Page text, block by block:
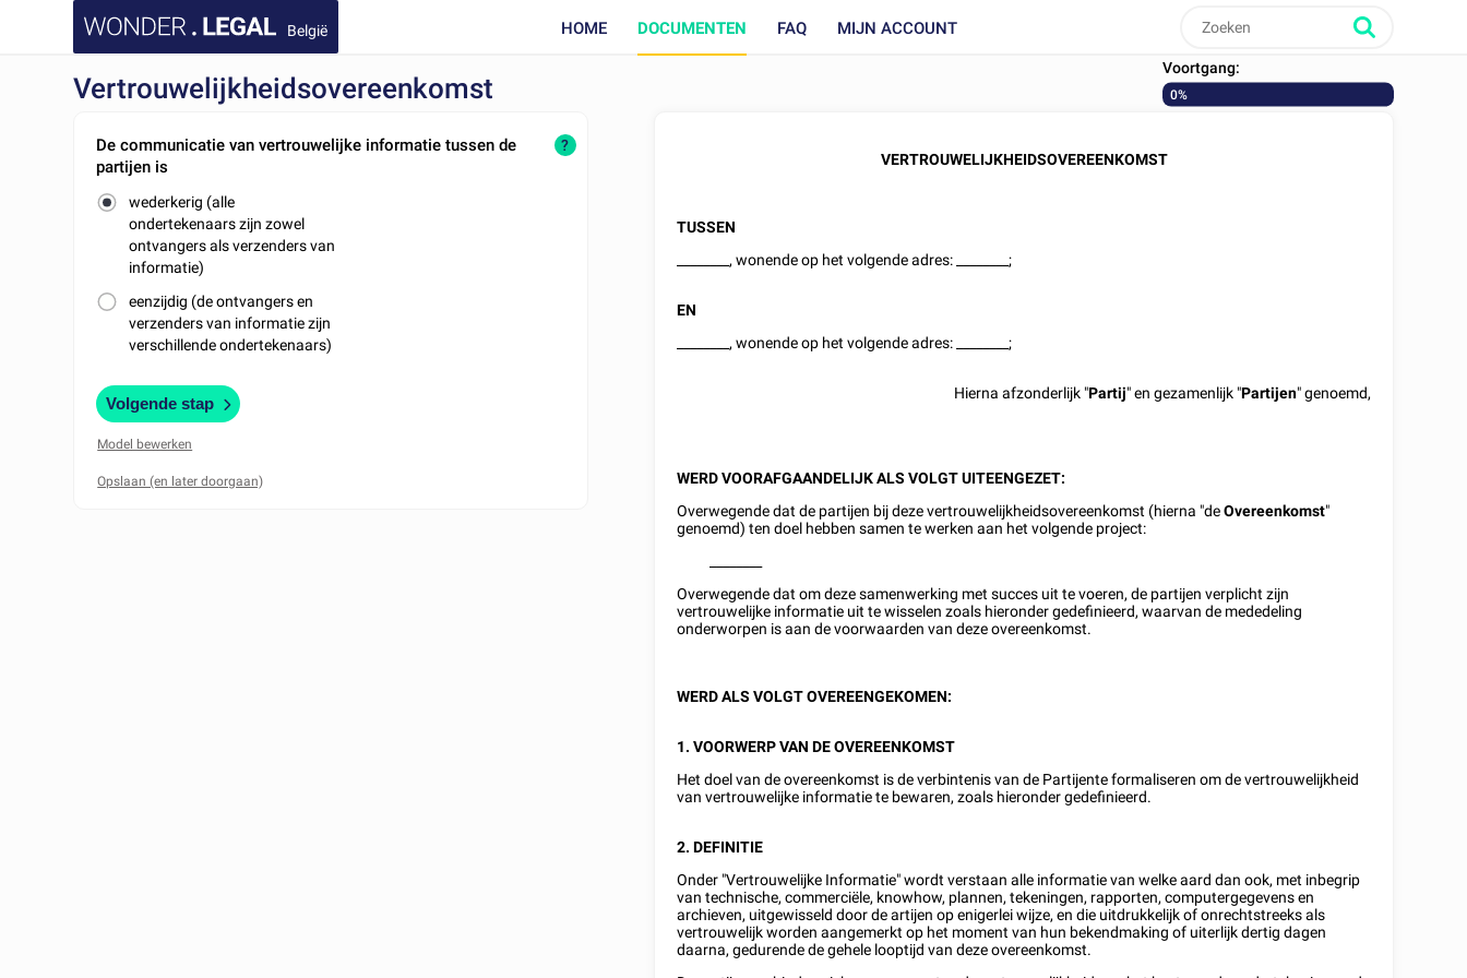
België HOME DOCUMENTEN FAQ MIJN ACCOUNT
Vertrouwelijkheidsovereenkomst
Voortgang:
0%
De communicatie van vertrouwelijke informatie tussen de
partijen is
wederkerig (alle
ondertekenaars zijn zowel
ontvangers als verzenders van
informatie)
eenzijdig (de ontvangers en
verzenders van informatie zijn
verschillende ondertekenaars)
?
Volgende stap
Model bewerken
VERTROUWELIJKHEIDSOVEREENKOMST
TUSSEN
, wonende op het volgende adres: ________;
EN
, wonende op het volgende adres: ________;
Hierna afzonderlijk "Partij" en gezamenlijk "Partijen" genoemd,
WERD VOORAFGAANDELIJK ALS VOLGT UITEENGEZET:
Overwegende dat de partijen bij deze vertrouwelijkheidsovereenkomst (hierna "deOvereenkomst"
genoemd) ten doel hebben samen te werken aan het volgende project:
Overwegende dat om deze samenwerking met succes uit te voeren, de partijen verplicht zijn
vertrouwelijke informatie uit te wisselen zoals hieronder gedefinieerd, waarvan de mededeling
onderworpen is aan de voorwaarden van deze overeenkomst.
WERD ALS VOLGT OVEREENGEKOMEN:
1. VOORWERP VAN DE OVEREENKOMST
Het doel van de overeenkomst is de verbintenis van de Partijente formaliseren om de vertrouwelijkheid
van vertrouwelijke informatie te bewaren, zoals hieronder gedefinieerd.
2. DEFINITIE
Onder "Vertrouwelijke Informatie" wordt verstaan alle informatie van welke aard dan ook, met inbegrip
van technische, commerciële, knowhow, plannen, tekeningen, rapporten, computergegevens en
archieven, uitgewisseld door de artijen op enigerlei wijze, en die uitdrukkelijk of onrechtstreeks als
vertrouwelijk worden aangemerkt op het moment van hun bekendmaking of uiterlijk dertig dagen
daarna, gedurende de gehele looptijd van deze overeenkomst.